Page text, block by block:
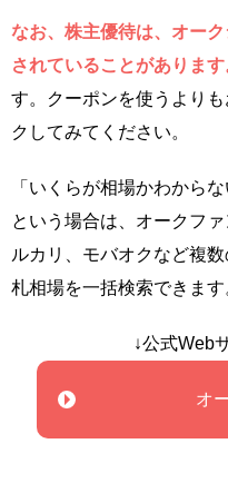
なお、株主優待は、オーク
されていることがあります
す。クーポンを使うより
クしてみてください。
「いくらが相場かわから
という場合は、オークフ
ルカリ、モバオクなど複
札相場を一括検索できます
↓公式Web
オ